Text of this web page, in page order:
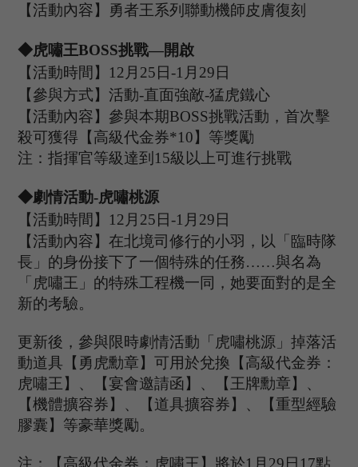
【活動內容】 勇者王系列聯動機師皮膚復刻
◆虎嘯王BOSS挑戰—開啟
【活動時間】 12 月 25 日-1 月 29 日
【參與方式】 活動-直面強敵-猛虎鐵心
【活動內容】參與本期BOSS挑戰活動，首次擊
殺可獲得【高級代金券*10】等獎勵
注：指揮官等級達到 15級以上可進行挑戰
◆劇情活動-虎嘯桃源
【活動時間】 12 月 25 日-1 月 29 日
【活動內容】在北境司修行的小羽，以「臨時隊
長」的身份接下了一個特殊的任務……與名為
「虎嘯王」的特殊工程機一同，她要面對的是全
新的考驗。
更新後，參與限時劇情活動「虎嘯桃源」掉落活
動道具【勇虎勳章】可用於兌換【高級代金券：
虎嘯王】、【宴會邀請函】、【王牌勳章】、
【機體擴容券】、【道具擴容券】、【重型經驗
膠囊】等豪華獎勵。
注：【高級代金券：虎嘯王】將於1月 29 日 17點